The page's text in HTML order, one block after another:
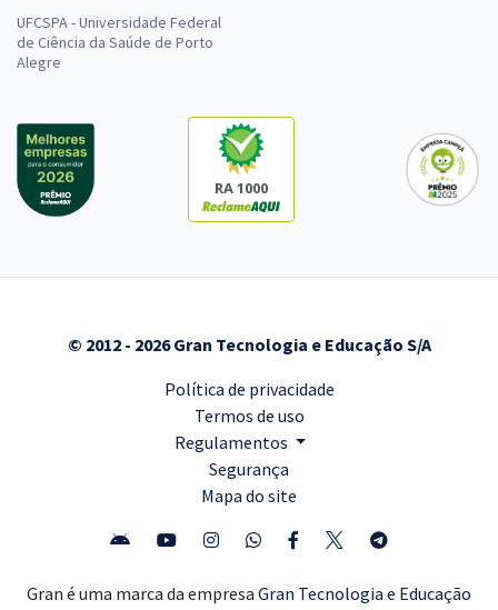
UFCSPA - Universidade Federal
de Ciência da Saúde de Porto
Alegre
RA 1000
© 2012 - 2026 Gran Tecnologia e Educação S/A
Política de privacidade
Termos de uso
Regulamentos
Segurança
Mapa do site
Gran é uma marca da empresa Gran Tecnologia e Educação